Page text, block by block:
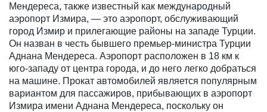
Мендереса, также известный как международный
аэропорт Измира, — это аэропорт, обслуживающий
город Измир и прилегающие районы на западе Турции.
Он назван в честь бывшего премьер-министра Турции
Аднана Мендереса. Аэропорт расположен в 18 км к
юго-западу от центра города, и до него легко добраться
на машине. Прокат автомобилей является популярным
вариантом для пассажиров, прибывающих в аэропорт
Измира имени Аднана Мендереса, поскольку он